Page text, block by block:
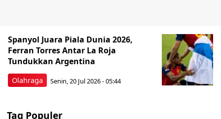
Olahraga
Spanyol Juara Piala Dunia 2026,
Ferran Torres Antar La Roja
Tundukkan Argentina
Senin, 20 Jul 2026 - 05:44
Tag Populer